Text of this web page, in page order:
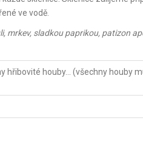
ve vodě.
mrkev, sladkou paprikou, patizon
hřibovité houby... (všechny houby